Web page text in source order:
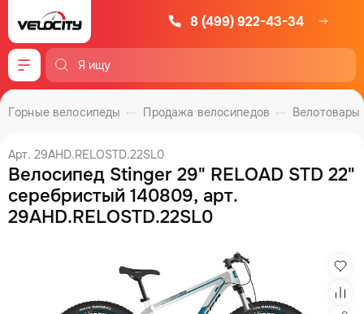
8 (499) 922-43-34
Меню
Велотовары
Продажа велосипедов
Горные велосипеды
Арт. 29AHD.RELOSTD.22SL0
Велосипед Stinger 29" RELOAD STD 22"
серебристый 140809, арт.
29AHD.RELOSTD.22SL0